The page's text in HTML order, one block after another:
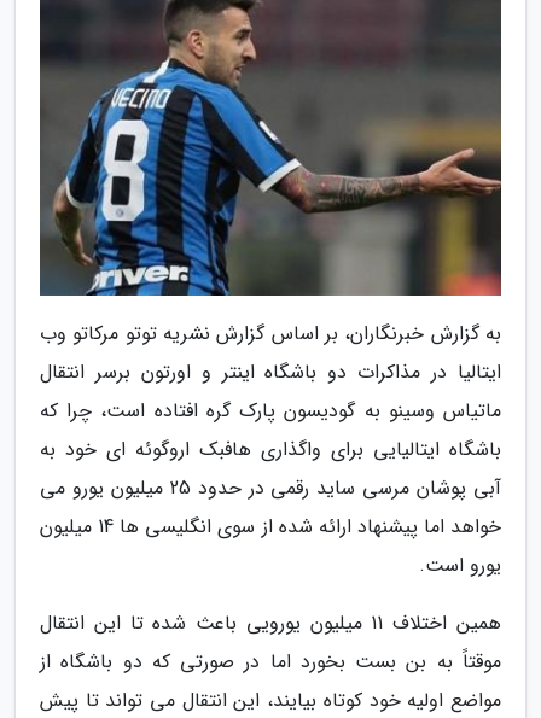
به گزارش خبرنگاران، بر اساس گزارش نشریه توتو مرکاتو وب
ایتالیا در مذاکرات دو باشگاه اینتر و اورتون برسر انتقال
ماتیاس وسینو به گودیسون پارک گره افتاده است، چرا که
باشگاه ایتالیایی برای واگذاری هافبک اروگوئه ای خود به
آبی پوشان مرسی ساید رقمی در حدود 25 میلیون یورو می
خواهد اما پیشنهاد ارائه شده از سوی انگلیسی ها 14 میلیون
یورو است.
همین اختلاف 11 میلیون یورویی باعث شده تا این انتقال
موقتاً به بن بست بخورد اما در صورتی که دو باشگاه از
مواضع اولیه خود کوتاه بیایند، این انتقال می تواند تا پیش